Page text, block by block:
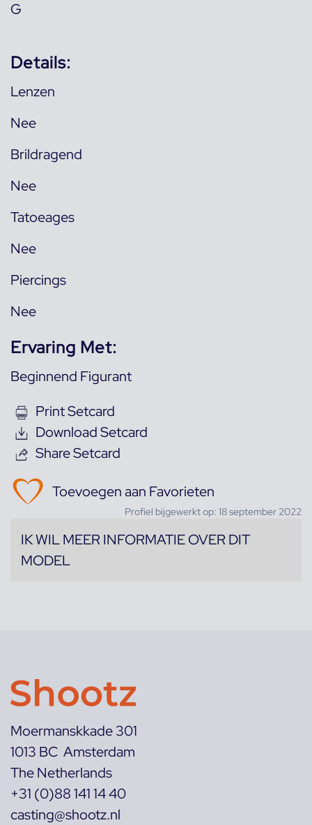
G
Details:
Lenzen
Nee
Brildragend
Nee
Tatoeages
Nee
Piercings
Nee
Ervaring Met:
Beginnend Figurant
Print Setcard
Download Setcard
Share Setcard
Toevoegen aan Favorieten
Profiel bijgewerkt op: 18 september 2022
IK WIL MEER INFORMATIE OVER DIT
MODEL
Moermanskkade 301
1013 BC Amsterdam
The Netherlands
+31 (0)88 141 14 40
casting@shootz.nl